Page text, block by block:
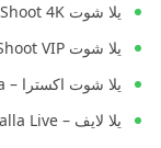
يلا شوت 4K – Yalla Shoot 4K
يلا شوت VIP – Yalla Shoot VIP
يلا شوت اكسترا – Yalla Shoot Extra
يلا لايف – Yalla Live